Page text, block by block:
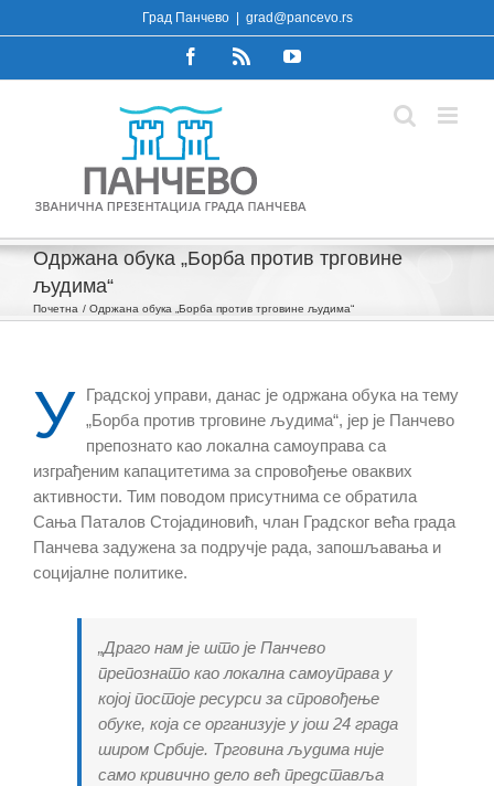
to
Град Панчево grad@pancevo.rs
FacebookRss YouTube
Одржана обука „Борба против трговине
људима“
Почетна Одржана обука „Борба против трговине људима“
У
Градској управи, данас је одржана обука на тему
„Борба против трговине људима“, јер је Панчево
препознато као локална самоуправа са
изграђеним капацитетима за спровођење оваквих
активности. Тим поводом присутнима се обратила
Сања Паталов Стојадиновић, члан Градског већа града
Панчева задужена за подручје рада, запошљавања и
социјалне политике.
„Драго нам је што је Панчево
препознато као локална самоуправа у
којој постоје ресурси за спровођење
обуке, која се организује у још 24 града
широм Србије. Трговина људима није
само кривично дело већ представља